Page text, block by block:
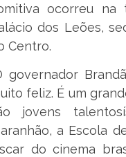
ocorreu na
dos Leões,
Centro.
governador
feliz. É um
jovens
a Escola
do cinema